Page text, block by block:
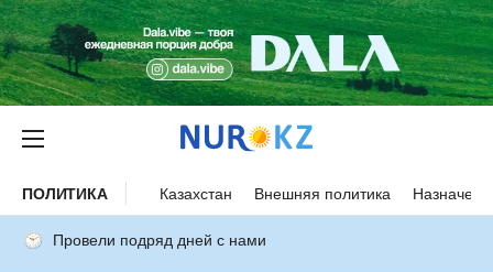
ПОЛИТИКА Казахстан Внешняя политика
Провели подряд дней с нами